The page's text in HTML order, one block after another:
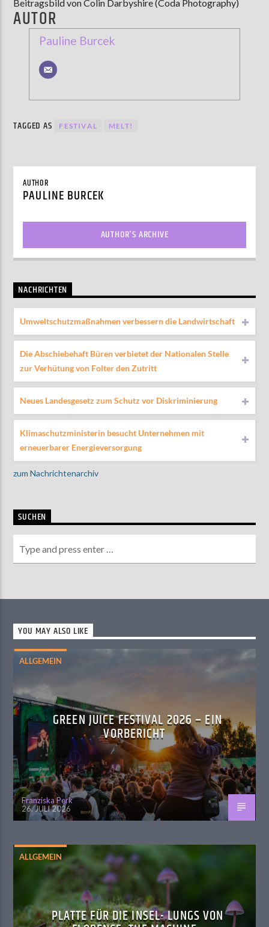
Beitragsbild von Colin Darbyshire (Coda Photography)
AUTOR
Pauline Burcek
TAGGED AS FESTIVAL MELT!
AUTHOR
PAULINE BURCEK
AUTHOR'S ARCHIVE
NACHRICHTEN
Umweltschutzmaßnahmen verbessern die Landwirtschaft
Die Abschiebehaft Büren verbietet der Nationalen Stelle
zur Verhütung von Folter den Zutritt
Neues Landesgesetz zum Schutz vor Diskriminierung
Klimaschutzministerin besucht Unternehmen mit
erneuerbarer Energieversorgung
zum Nachrichtenarchiv
SUCHEN
YOU MAY ALSO LIKE
ALLGEMEIN
GREEN JUICE FESTIVAL 2026 – EIN
VORBERICHT
Franziska Perk
26. JULI 2026
ALLGEMEIN
PLATTE FÜR DIE INSEL- LUNGS VON